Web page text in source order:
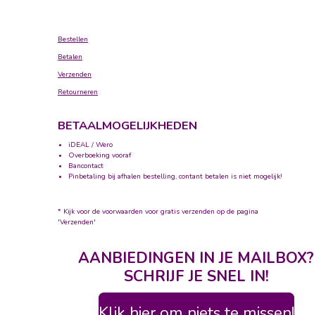
Bestellen
Betalen
Verzenden
Retourneren
BETAALMOGELIJKHEDEN
iDEAL / Wero
Overboeking vooraf
Bancontact
Pinbetaling bij afhalen bestelling, contant betalen is niet mogelijk!
* Kijk voor de voorwaarden voor gratis verzenden op de pagina
'Verzenden'
AANBIEDINGEN IN JE MAILBOX?
SCHRIJF JE SNEL IN!